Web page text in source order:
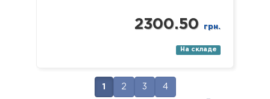
2300.50 грн.
На складе
1 2 3 4